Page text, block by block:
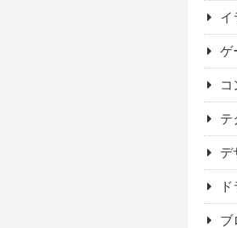
イ
ゲ
コ
テ
デ
ブ